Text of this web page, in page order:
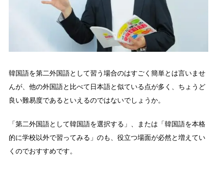
韓国語を第二外国語として習う場合のはすごく簡単とは言いませ
んが、他の外国語と比べて日本語と似ている点が多く、ちょうど
良い難易度であるといえるのではないでしょうか。
「第二外国語として韓国語を選択する」、または「韓国語を本格
的に学校以外で習ってみる」のも、役立つ場面が必然と増えてい
くのでおすすめです。